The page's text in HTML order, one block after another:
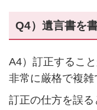
Q4）遺言書を
A4）訂正するこ
非常に厳格で複雑
訂正の仕方を誤